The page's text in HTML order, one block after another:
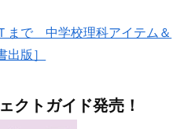
まで 中学校理科アイテム＆
出版］
クトガイド発売！